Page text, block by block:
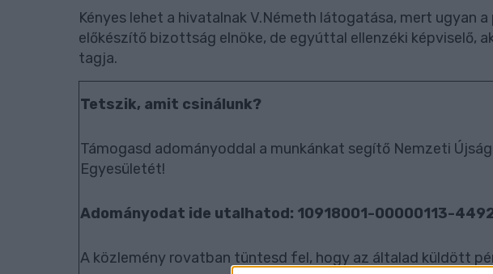
Kényes lehet a hivatalnak V.Németh látogatása, mert ugyan
előkészítő bizottság elnöke, de egyúttal ellenzéki képviselő,
tagja.
Tetszik, amit csinálunk?
Támogasd adományoddal a munkánkat segítő Nemzeti
Egyesületét!
Adományodat ide utalhatod: 10918001-00000113-
A közlemény rovatban tüntesd fel, hogy az általad küldött